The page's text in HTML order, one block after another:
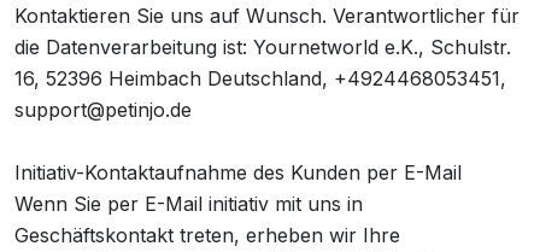
Kontaktieren Sie uns auf Wunsch. Verantwortlicher für
die Datenverarbeitung ist: Yournetworld e.K., Schulstr.
16, 52396 Heimbach Deutschland, +4924468053451,
support@petinjo.de
Initiativ-Kontaktaufnahme des Kunden per E-Mail
Wenn Sie per E-Mail initiativ mit uns in
Geschäftskontakt treten, erheben wir Ihre